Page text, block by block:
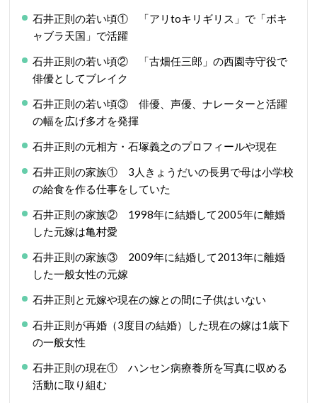
石井正則の若い頃① 「アリtoキリギリス」で「ボキ
ャブラ天国」で活躍
石井正則の若い頃② 「古畑任三郎」の西園寺守役で
俳優としてブレイク
石井正則の若い頃③ 俳優、声優、ナレーターと活躍
の幅を広げ多才を発揮
石井正則の元相方・石塚義之のプロフィールや現在
石井正則の家族① 3人きょうだいの長男で母は小学校
の給食を作る仕事をしていた
石井正則の家族② 1998年に結婚して2005年に離婚
した元嫁は亀村愛
石井正則の家族③ 2009年に結婚して2013年に離婚
した一般女性の元嫁
石井正則と元嫁や現在の嫁との間に子供はいない
石井正則が再婚（3度目の結婚）した現在の嫁は1歳下
の一般女性
石井正則の現在① ハンセン病療養所を写真に収める
活動に取り組む